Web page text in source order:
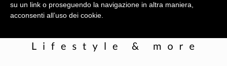
su un link o proseguendo la navigazione in altra maniera,
acconsenti all’uso dei cookie.